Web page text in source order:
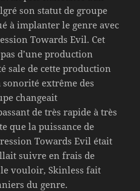
son statut de groupe
à implanter le genre avec
Towards Evil. Cet
d’une production
sale de cette production
extrême des
changeait
de très rapide à très
que la puissance de
Towards Evil était
suivre en frais de
vouloir, Skinless fait
du genre.